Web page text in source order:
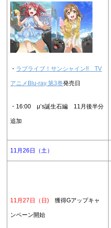
・ ラブライブ！サンシャイン!! TV
アニメBlu-ray 第3巻発売日
・16:00 μ’s誕生石編 11月後半分
追加
11月26日（土）
11月27日（日) 獲得Gアップキャ
ンペーン開始